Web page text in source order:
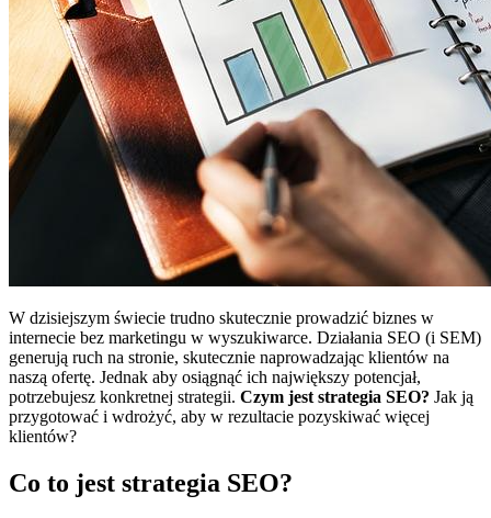
W dzisiejszym świecie trudno skutecznie prowadzić biznes w
internecie bez marketingu w wyszukiwarce. Działania SEO (i SEM)
generują ruch na stronie, skutecznie naprowadzając klientów na
naszą ofertę. Jednak aby osiągnąć ich największy potencjał,
potrzebujesz konkretnej strategii. Czym jest strategia SEO? Jak ją
przygotować i wdrożyć, aby w rezultacie pozyskiwać więcej
klientów?
Co to jest strategia SEO?